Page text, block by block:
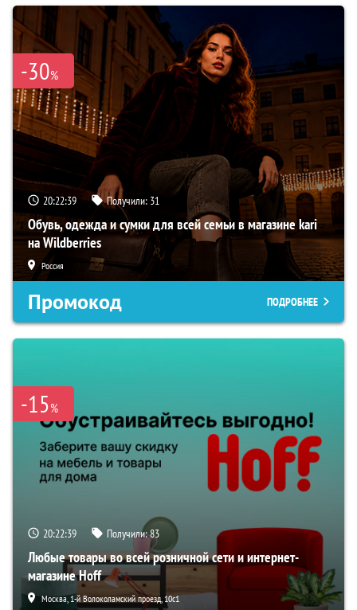
-30%
20:22:38 Получили: 31
Обувь, одежда и сумки для всей семьи в магазине kari
на Wildberries
Россия
Промокод ПОДРОБНЕЕ
-15%
20:22:38 Получили:83
Любые товары во всей розничной сети и интернет-
магазине Hoff
Москва, 1-й Волоколамский проезд, 10с1